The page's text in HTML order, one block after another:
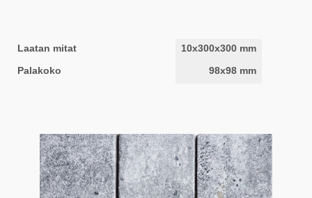
Laatan mitat
10x300x300 mm
Palakoko
98x98 mm